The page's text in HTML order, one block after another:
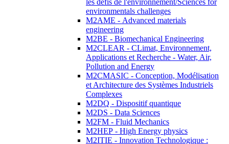
les défis de l'environnement/Sciences for
environmentals challenges
M2AME - Advanced materials
engineering
M2BE - Biomechanical Engineering
M2CLEAR - CLimat, Environnement,
Applications et Recherche - Water, Air,
Pollution and Energy
M2CMASIC - Conception, Modélisation
et Architecture des Systèmes Industriels
Complexes
M2DQ - Dispositif quantique
M2DS - Data Sciences
M2FM - Fluid Mechanics
M2HEP - High Energy physics
M2ITIE - Innovation Technologique :